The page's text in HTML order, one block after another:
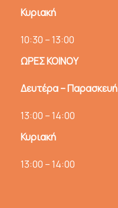
Κυριακή
10:30 – 13:00
ΩΡΕΣ ΚΟΙΝΟΥ
Δευτέρα – Παρασκευή
13:00 – 14:00
Κυριακή
13:00 – 14:00